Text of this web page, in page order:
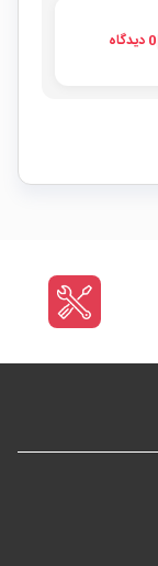
0 دیدگاه